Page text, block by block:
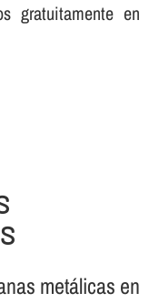
gratuitamente en
metálicas en